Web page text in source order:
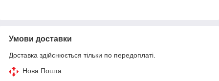
Умови доставки
Доставка здійснюється тільки по передоплаті.
Нова Пошта